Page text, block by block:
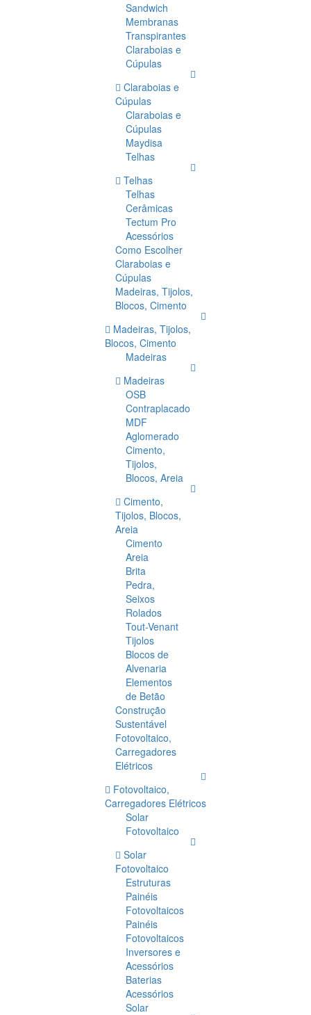
Sandwich
Membranas
Transpirantes
Claraboias e
Cúpulas
Claraboias e
Cúpulas
Claraboias e
Cúpulas
Maydisa
Telhas
Telhas
Telhas
Cerâmicas
Tectum Pro
Acessórios
Como Escolher
Claraboias e
Cúpulas
Madeiras, Tijolos,
Blocos, Cimento
Madeiras, Tijolos,
Blocos, Cimento
Madeiras
Madeiras
OSB
Contraplacado
MDF
Aglomerado
Cimento,
Tijolos,
Blocos, Areia
Cimento,
Tijolos, Blocos,
Areia
Cimento
Areia
Brita
Pedra,
Seixos
Rolados
Tout-Venant
Tijolos
Blocos de
Alvenaria
Elementos
de Betão
Construção
Sustentável
Fotovoltaico,
Carregadores
Elétricos
Fotovoltaico,
Carregadores Elétricos
Solar
Fotovoltaico
Solar
Fotovoltaico
Estruturas
Painéis
Fotovoltaicos
Painéis
Fotovoltaicos
Inversores e
Acessórios
Baterias
Acessórios
Solar